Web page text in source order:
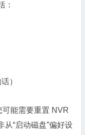
：
）
能需要重置 NVR
“启动磁盘”偏好设